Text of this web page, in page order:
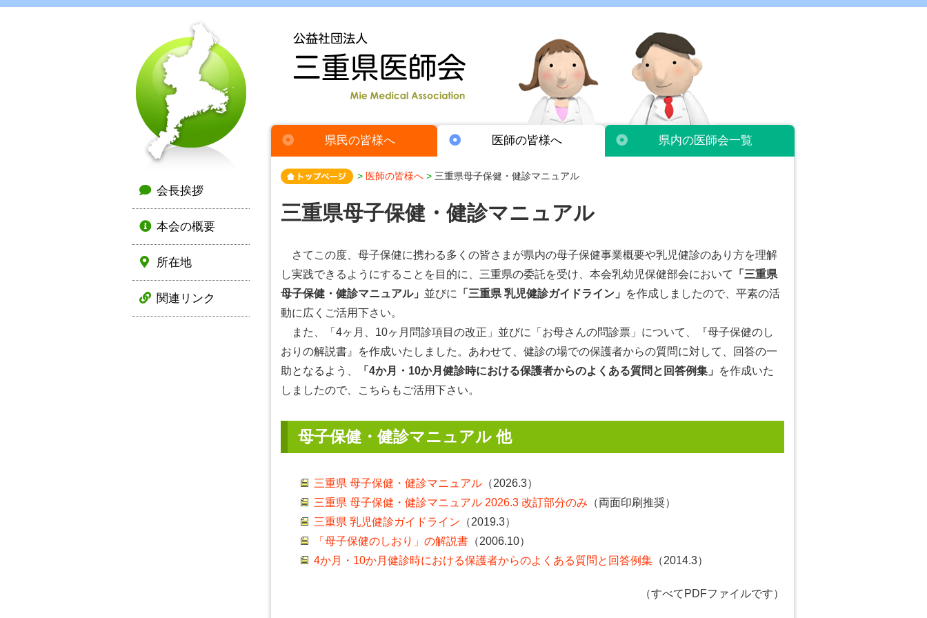
会長挨拶
本会の概要
所在地
関連リンク
県民の皆様へ 医師の皆様へ 県内の医師会一覧
> 医師の皆様へ > 三重県母子保健・健診マニュアル
三重県母子保健・健診マニュアル
さてこの度、母子保健に携わる多くの皆さまが県内の母子保健事業概要や乳児健診のあり方を理解
し実践できるようにすることを目的に、三重県の委託を受け、本会乳幼児保健部会において
「三重県
母子保健・健診マニュアル」 並びに 「三重県 乳児健診ガイドライン」
を作成しましたので、平素の活
動に広くご活用下さい。
また、「4ヶ月、10ヶ月問診項目の改正」並びに「お母さんの問診票」について、『母子保健のし
おりの解説書』を作成いたしました。あわせて、健診の場での保護者からの質問に対して、回答の一
助となるよう、
「4か月・10か月健診時における保護者からのよくある質問と回答例集」
を作成いた
しましたので、こちらもご活用下さい。
母子保健・健診マニュアル 他
三重県 母子保健・健診マニュアル （2026.3）
三重県 母子保健・健診マニュアル 2026.3 改訂部分のみ （両面印刷推奨）
三重県 乳児健診ガイドライン （2019.3）
「母子保健のしおり」の解説書 （2006.10）
4か月・10か月健診時における保護者からのよくある質問と回答例集 （2014.3）
（すべてPDFファイルです）